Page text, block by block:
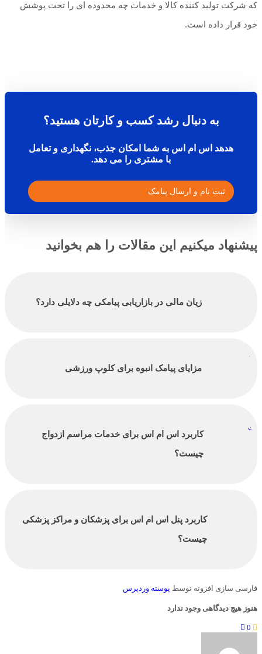
که شرکت تولید کننده کالا و خدمات چه محدوده ای را تحت پوشش
خود قرار داده است.
به دنبال رشد کسب و کارتان هستید؟
هدهد اس ام اس به شما امکان جذب، نگهداری و تعامل
با مشتری را می دهد.
ثبت نام و ارسال پیامک
پیشنهاد میکنیم این مقالات را هم بخوانید
زیان مالی در بازاریابی پیامکی چه دلایلی دارد؟
مزایای پیامک انبوه برای کلوپ ورزشی
کاربرد اس ام اس برای خدمات مراسم ازدواج
چیست؟
کاربرد پنل اس ام اس برای پزشکان و مراکز پزشکی
چیست؟
فارسی سازی افزونه توسط پوسته وردپرس
هنوز هیچ دیدگاهی وجود ندارد
0